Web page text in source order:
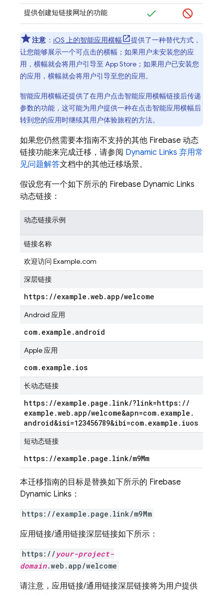
提供创建短链接网址的功能
注意 ： iOS 上的智能应用横幅
提供了一种替代方式，
让您能够展示一个可点击的横幅；如果用户未安装您的应
用，横幅就会将用户引导至 App Store；如果用户已安装您
的应用，横幅就会将用户引导至您的应用。
智能应用横幅还提供了在用户点击智能应用横幅链接后传递
参数的功能，这可能为用户提供一种在点击智能应用横幅后
转到您的应用时继续其用户体验旅程的方法。
如果您仍然需要本指南不支持的其他 Firebase 动态
链接功能来完成迁移，请参阅 Dynamic Links 弃用常
见问题解答文档中的其他迁移场景。
假设您有一个如下所示的 Firebase Dynamic Links
动态链接：
动态链接示例
链接名称
欢迎访问 Example.com
深层链接
https: //example .web.app/welcome
Android 应用
com. example .android
Apple 应用
com. example . ios
长动态链接
https: //example . page . link/?link=https: //
example .web.app/welcome&apn=com. example .
android&isi=123456789&ibi=com. example . iuos
短动态链接
https: //example . page . link/m9Mm
本迁移指南的目标是替换如下所示的 Firebase
Dynamic Links：
https://example.page.link/m9Mm
应用链接/通用链接深层链接如下所示：
https:// your-project-
domain.web.app/welcome
请注意，应用链接/通用链接深层链接将为用户提供